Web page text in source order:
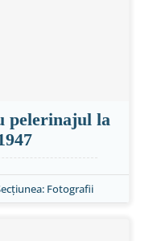
pelerinajul la
Fotografii